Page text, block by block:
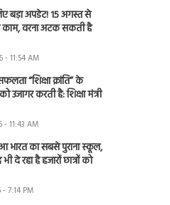
बड़ा अपडेट! 15 अगस्त से
वरना अटक सकती है
- 11:54 AM
“शिक्षा क्रांति” के
उजागर करती है: शिक्षा मंत्री
- 11:43 AM
भारत का सबसे पुराना स्कूल,
दे रहा है हजारों छात्रों को
7:14 PM